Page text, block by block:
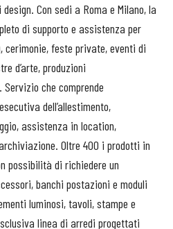
Con sedi a Roma e Milano, la
di supporto e assistenza per
feste private, eventi di
d’arte, produzioni
che comprende
dell’allestimento,
assistenza in location,
Oltre 400 i prodotti in
possibilità di richiedere un
banchi postazioni e moduli
luminosi, tavoli, stampe e
linea di arredi progettati